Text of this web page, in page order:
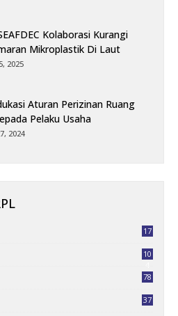
Kolaborasi Kurangi
Mikroplastik Di Laut
2025
Aturan Perizinan Ruang
Pelaku Usaha
2024
17
10
78
37